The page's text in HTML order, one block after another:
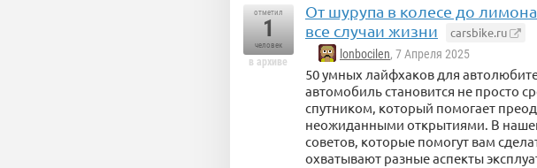
отметил
1
человек
в архиве
От шурупа в колесе до
все случаи жизни
carsbike.ru
lonbocilen, 7 Апреля 2025
50 умных лайфхаков для
автомобиль становится не просто
спутником, который помогает
неожиданными открытиями. В
советов, которые помогут вам
охватывают разные аспекты